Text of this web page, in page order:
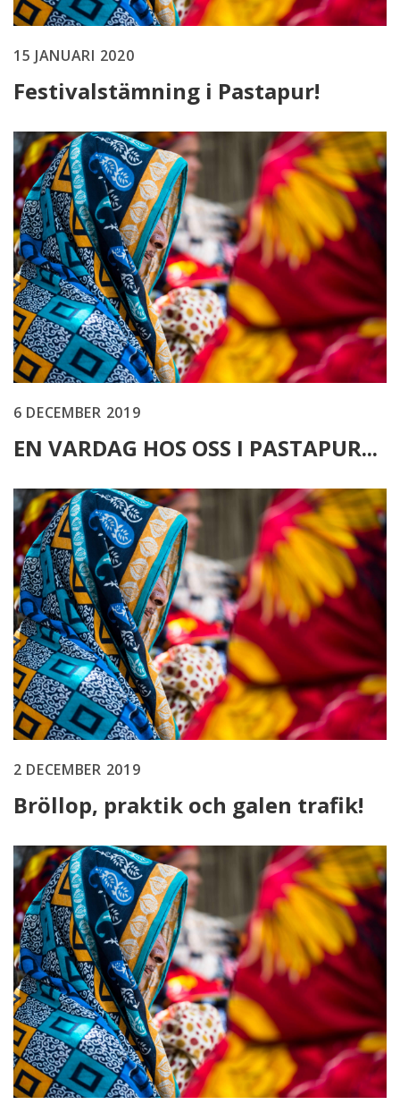
15 JANUARI 2020
Festivalstämning i Pastapur!
6 DECEMBER 2019
EN VARDAG HOS OSS I PASTAPUR...
2 DECEMBER 2019
Bröllop, praktik och galen trafik!